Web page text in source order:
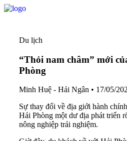
Du lịch
“Thỏi nam châm” mới
Phòng
Minh Huệ - Hải Ngân • 17/05/
Sự thay đổi về địa giới hành
Hải Phòng một dư địa phát triển
nông nghiệp trải nghiệm.